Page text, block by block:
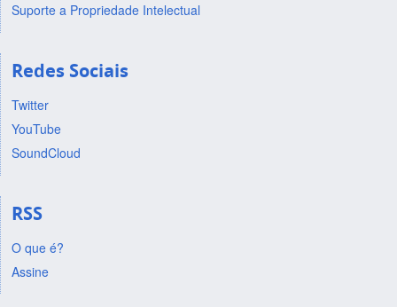
Suporte a Propriedade Intelectual
Redes Sociais
Twitter
YouTube
SoundCloud
RSS
O que é?
Assine